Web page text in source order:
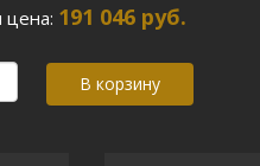
цена: 191 046 руб.